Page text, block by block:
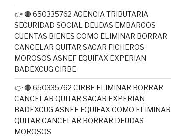
👉 🔴 650335762 AGENCIA TRIBUTARIA
SEGURIDAD SOCIAL DEUDAS EMBARGOS
CUENTAS BIENES COMO ELIMINAR BORRAR
CANCELAR QUITAR SACAR FICHEROS
MOROSOS ASNEF EQUIFAX EXPERIAN
BADEXCUG CIRBE
👉 🔴 650335762 CIRBE ELIMINAR BORRAR
CANCELAR QUITAR SACAR EXPERIAN
BADEXCUG ASNEF EQUIFAX COMO ELIMINAR
QUITAR CANCELAR BORRAR DEUDAS
MOROSOS